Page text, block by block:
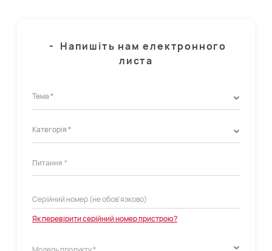
- Напишіть нам електронного
листа
Тема *
Категорія *
Як перевірити серійний номер пристрою?